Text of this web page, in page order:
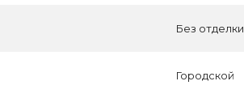
Без отделки
Городской